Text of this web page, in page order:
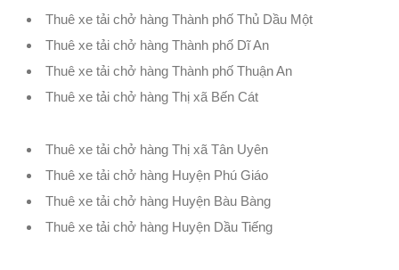
Thuê xe tải chở hàng Thành phố Thủ Dầu Một
Thuê xe tải chở hàng Thành phố Dĩ An
Thuê xe tải chở hàng Thành phố Thuận An
Thuê xe tải chở hàng Thị xã Bến Cát
Thuê xe tải chở hàng Thị xã Tân Uyên
Thuê xe tải chở hàng Huyện Phú Giáo
Thuê xe tải chở hàng Huyện Bàu Bàng
Thuê xe tải chở hàng Huyện Dầu Tiếng